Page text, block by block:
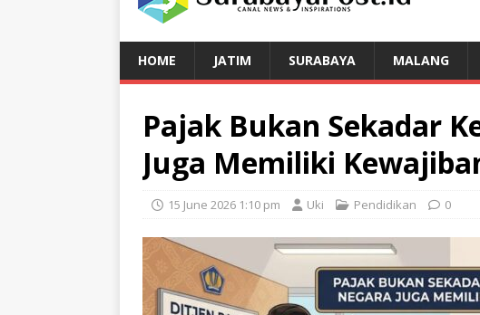
HOME JATIM SURABAYA MALANG
Pajak Bukan Sekadar
Juga Memiliki
15 June 2026 1:10 pm Uki Pendidikan 0